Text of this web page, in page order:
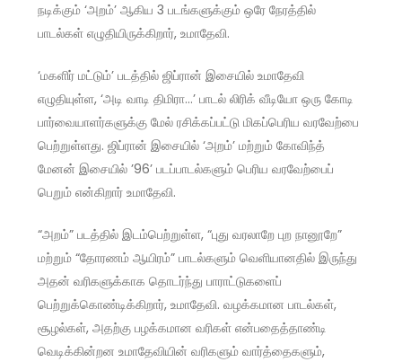
நடிக்கும் ‘அறம்’ ஆகிய 3 படங்களுக்கும் ஒரே நேரத்தில்
பாடல்கள் எழுதியிருக்கிறார், உமாதேவி.
‘மகளிர் மட்டும்’ படத்தில் ஜிப்ரான் இசையில் உமாதேவி
எழுதியுள்ள, ‘அடி வாடி திமிரா…’ பாடல் லிரிக் வீடியோ ஒரு கோடி
பார்வையாளர்களுக்கு மேல் ரசிக்கப்பட்டு மிகப்பெரிய வரவேற்பை
பெற்றுள்ளது. ஜிப்ரான் இசையில் ‘அறம்’ மற்றும் கோவிந்த்
மேனன் இசையில் ’96’ படப்பாடல்களும் பெரிய வரவேற்பைப்
பெறும் என்கிறார் உமாதேவி.
“அறம்” படத்தில் இடம்பெற்றுள்ள, “புது வரலாறே புற நானூறே”
மற்றும் “தோரணம் ஆயிரம்” பாடல்களும் வெளியானதில் இருந்து
அதன் வரிகளுக்காக தொடர்ந்து பாராட்டுகளைப்
பெற்றுக்கொண்டிக்கிறார், உமாதேவி. வழக்கமான பாடல்கள்,
சூழல்கள், அதற்கு பழக்கமான வரிகள் என்பதைத்தாண்டி
வெடிக்கின்றன உமாதேவியின் வரிகளும் வார்த்தைகளும்,